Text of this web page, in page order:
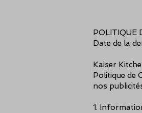
POLITIQUE
Date de la
Kaiser
Politique de
nos
1.